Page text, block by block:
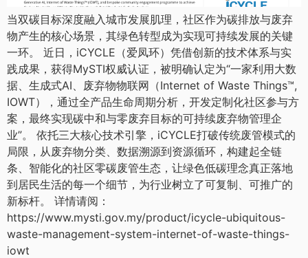
当双碳目标深度融入城市发展肌理，社区作为碳排放与废弃
物产生的核心场景，其绿色转型成为实现可持续发展的关键
一环。 近日，iCYCLE（爱凤环）凭借创新的技术体系与实
践成果，获得MySTI权威认证，被明确认定为“一家利用大数
据、生成式AI、废弃物物联网（Internet of Waste Things™,
IOWT），通过全产品生命周期分析，开发定制化社区参与方
案，最终实现碳中和与零废弃目标的可持续废弃物管理企
业”。 依托三大核心技术引擎，iCYCLE打破传统废管模式的
局限，从废弃物分类、数据溯源到资源循环，构建起全链
条、智能化的社区零碳废管生态，让绿色低碳理念真正落地
到居民生活的每一个细节，为行业树立了可复制、可推广的
新标杆。 详情请阅：
https://www.mysti.gov.my/product/icycle-ubiquitous-
waste-management-system-internet-of-waste-things-
iowt